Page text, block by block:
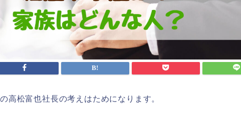
高松富也社長の考えはためになります。